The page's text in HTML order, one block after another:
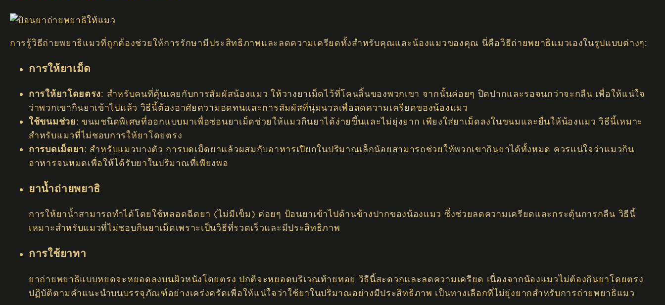
การรู้วิธีถ่ายพยาธิแมวที่ถูกต้องช่วยให้การรักษามีประสิทธิภาพและลดความเครียดทั้งสำหรับคุณและน้องแมวของคุณ นี่คือวิธีถ่ายพยาธิแมวเองในรูปแบบต่างๆ:
การให้ยาเม็ด
การให้ยาโดยตรง: สำหรับคนที่คุ้นเคยกับการสัมผัสน้องแมว ให้วางยาเม็ดไว้ที่โคนลิ้นของพวกเขา จากนั้นค่อยๆ ปิดปากและรอจนกว่าจะกลืน เพื่อให้แน่ใจ
ว่าพวกเขากินยาเข้าไปแล้ว วิธีนี้ต้องอาศัยความอดทนและการสัมผัสที่นุ่มนวลเพื่อลดความเครียดของน้องแมว
ใช้ขนมช่วย: ขนมชนิดพิเศษที่ออกแบบมาเพื่อซ่อนยาเม็ดช่วยให้แมวกินยาได้ง่ายขึ้นและไม่ยุ่งยาก เพียงใส่ยาเม็ดลงในขนมและยื่นให้น้องแมว วิธีนี้เหมาะ
สำหรับแมวที่ไม่ชอบการให้ยาโดยตรง
การบดเม็ดยา: สำหรับแมวบางตัว การบดเม็ดยาแล้วผสมกับอาหารเปียกในปริมาณเล็กน้อยสามารถช่วยให้พวกเขากินยาได้ทั้งหมด ควรแน่ใจว่าแมวกิน
อาหารจนหมดเพื่อให้ได้รับยาในปริมาณที่เพียงพอ
ยาน้ำถ่ายพยาธิ
การให้ยาน้ำสามารถทำได้โดยใช้หลอดฉีดยา (ไม่มีเข็ม) ค่อยๆ ป้อนยาเข้าไปด้านข้างปากของน้องแมว ซึ่งช่วยลดความเครียดและกระตุ้นการกลืน วิธีนี้
เหมาะสำหรับแมวที่ไม่ชอบกินยาเม็ดเพราะเป็นวิธีที่รวดเร็วและมีประสิทธิภาพ
การใช้ยาทา
ยาถ่ายพยาธิแบบหยดจะหยอดลงบนผิวหนังโดยตรง ปกติจะหยอดบริเวณท้ายทอย วิธีนี้สะดวกและลดความเครียด เนื่องจากน้องแมวไม่ต้องกินยาโดยตรง
ปฏิบัติตามคำแนะนำบนบรรจุภัณฑ์อย่างเคร่งครัดเพื่อให้แน่ใจว่าใช้ยาในปริมาณอย่างมีประสิทธิภาพ เป็นทางเลือกที่ไม่ยุ่งยากสำหรับการถ่ายพยาธิแมว